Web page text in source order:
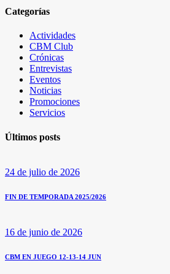
Categorías
Actividades
CBM Club
Crónicas
Entrevistas
Eventos
Noticias
Promociones
Servicios
Últimos posts
24 de julio de 2026
FIN DE TEMPORADA 2025/2026
16 de junio de 2026
CBM EN JUEGO 12-13-14 JUN